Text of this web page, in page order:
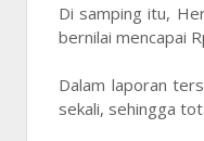
Di samping itu,
bernilai mencapai
Dalam laporan
sekali, sehingga